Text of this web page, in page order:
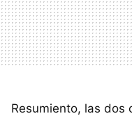
Resumiento, las dos